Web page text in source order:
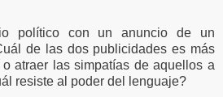
político con un anuncio de un
de las dos publicidades es más
atraer las simpatías de aquellos a
resiste al poder del lenguaje?